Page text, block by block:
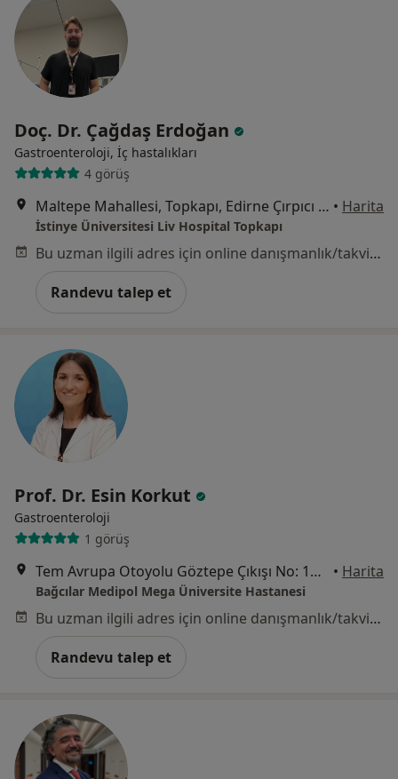
Doç. Dr. Çağdaş Erdoğan
Gastroenteroloji, İç hastalıkları
4 görüş
Maltepe Mahallesi, Topkapı, Edirne Çırpıcı Yolu Sk. No: 9, 34010 Zeytinburnu/İstanbul, İstanbul • Harita
İstinye Üniversitesi Liv Hospital Topkapı
Bu uzman ilgili adres için online danışmanlık/takvim sunmuyor.
Randevu talep et
Prof. Dr. Esin Korkut
Gastroenteroloji
1 görüş
Tem Avrupa Otoyolu Göztepe Çıkışı No: 1Bağcılar, İstanbul • Harita
Bağcılar Medipol Mega Üniversite Hastanesi
Bu uzman ilgili adres için online danışmanlık/takvim sunmuyor.
Randevu talep et